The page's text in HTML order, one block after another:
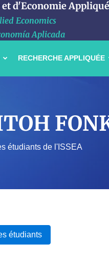
d'Economie
Economics
Aplicada
RECHERCHE APPLIQUÉE
étudiants de l'ISSEA
étudiants